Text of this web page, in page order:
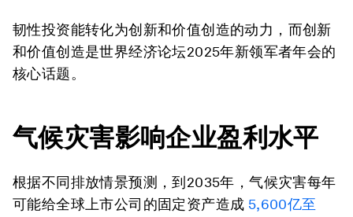
韧性投资能转化为创新和价值创造的动力，而创新
和价值创造是世界经济论坛2025年新领军者年会的
核心话题。
气候灾害影响企业盈利水平
根据不同排放情景预测，到2035年，气候灾害每年
可能给全球上市公司的固定资产造成 5,600亿至